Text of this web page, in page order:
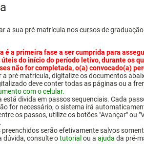
a sua pré-matrícula nos cursos de graduação
é a primeira fase a ser cumprida para
do início do período letivo, durante os
não for completada, o(a) convocado(a)
a pré-matrícula, digitalize os documentos
deve conter todas as páginas ou a
com o celular.
está divida em passos sequenciais. Cada
for necessário, o sistema irá
os passos, utilize os botões "Avançar" ou
serão efetivamente salvos
dúvida, consulte otutorial ou a ajuda da pré-